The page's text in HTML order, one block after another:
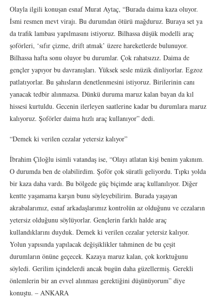
Olayla ilgili konuşan esnaf Murat Aytaç, “Burada daima kaza oluyor.
İsmi resmen mevt virajı. Bu durumdan ötürü mağduruz. Buraya set ya
da trafik lambası yapılmasını istiyoruz. Bilhassa düşük modelli araç
şoförleri, ‘sıfır çizme, drift atmak’ üzere hareketlerde bulunuyor.
Bilhassa hafta sonu oluyor bu durumlar. Çok rahatsızız. Daima de
gençler yapıyor bu davranışları. Yüksek sesle müzik dinliyorlar. Egzoz
patlatıyorlar. Bu şahısların denetlenmesini istiyoruz. Birilerinin canı
yanacak tedbir alınmazsa. Dünkü duruma maruz kalan bayan da kıl
hissesi kurtuldu. Gecenin ilerleyen saatlerine kadar bu durumlara maruz
kalıyoruz. Şoförler daima hızlı araç kullanıyor” dedi.
“Demek ki verilen cezalar yetersiz kalıyor”
İbrahim Çiloğlu isimli vatandaş ise, “Olayı atlatan kişi benim yakınım.
O durumda ben de olabilirdim. Şoför çok süratli geliyordu. Tıpkı yolda
bir kaza daha vardı. Bu bölgede güç biçimde araç kullanılıyor. Diğer
kentte yaşamama karşın bunu söyleyebilirim. Burada yaşayan
akrabalarımız, esnaf arkadaşlarımız kontrolün az olduğunu ve cezaların
yetersiz olduğunu söylüyorlar. Gençlerin farklı halde araç
kullandıklarını duyduk. Demek ki verilen cezalar yetersiz kalıyor.
Yolun yapısında yapılacak değişiklikler tahminen de bu çeşit
durumların önüne geçecek. Kazaya maruz kalan, çok korktuğunu
söyledi. Gerilim içindelerdi ancak bugün daha güzellermiş. Gerekli
önlemlerin bir an evvel alınması gerektiğini düşünüyorum” diye
konuştu. – ANKARA